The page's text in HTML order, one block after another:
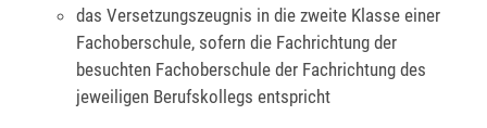
das Versetzungszeugnis in die zweite Klasse einer
Fachoberschule, sofern die Fachrichtung der
besuchten Fachoberschule der Fachrichtung des
jeweiligen Berufskollegs entspricht